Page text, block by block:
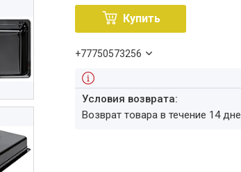
Купить
+77750573256
возврат товара в течение 14